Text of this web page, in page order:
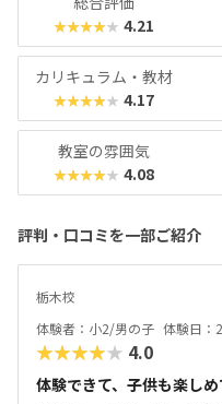
キスト費2,860円（80分×
0円＋教材費2,640円＋テ
回）。年に1度のテキスト
ん。明確な料金体系と通
気を重視する方におすす
★★★★★ 4.21
カリキュラム・教材
★★★★★ 4.17
教室の雰囲気
★★★★★ 4.08
評判・口コミを一部ご紹介
栃木校
体験者：小2/男の子 体験日：
★★★★★ 4.0
体験できて、子供も楽し